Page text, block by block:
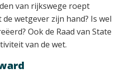
van rijkswege roept
wetgever zijn hand? Is wel
Ook de Raad van State
van de wet.